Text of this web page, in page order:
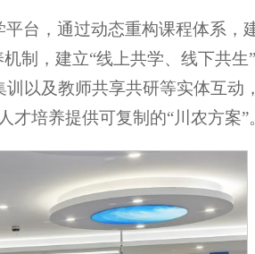
台，通过动态重构课程体系，
制，建立“线上共学、线下共
以及教师共享共研等实体互动
培养提供可复制的“川农方案”